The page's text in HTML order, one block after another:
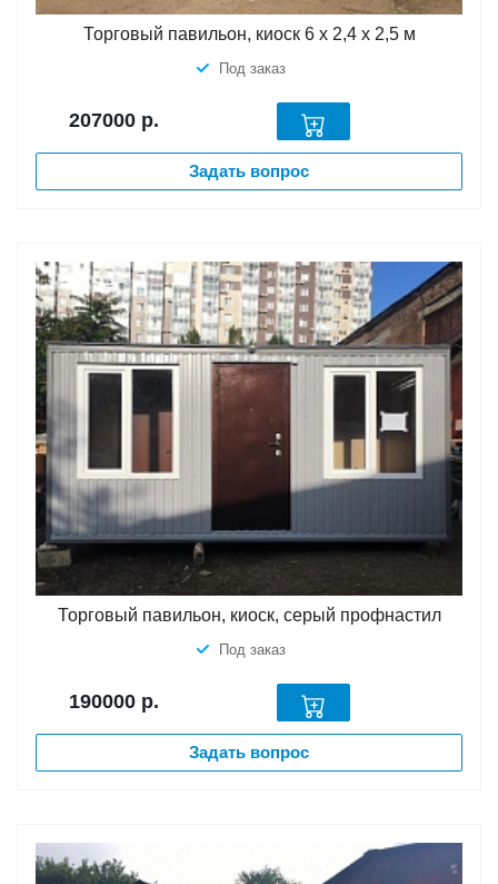
Торговый павильон, киоск 6 х 2,4 х 2,5 м
Под заказ
207000 р.
Задать вопрос
Торговый павильон, киоск, серый профнастил
Под заказ
190000 р.
Задать вопрос